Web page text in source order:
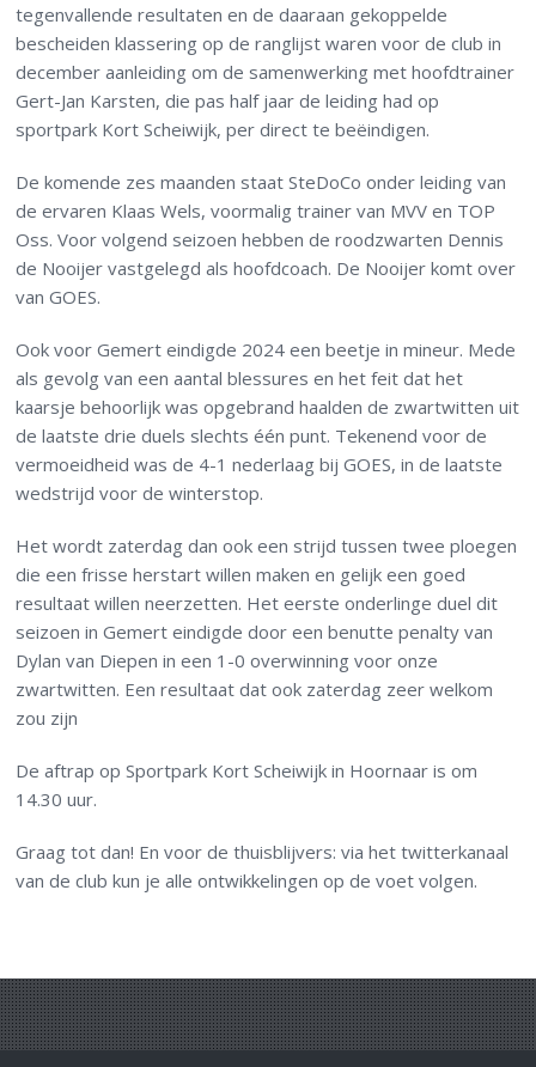
tegenvallende resultaten en de daaraan gekoppelde
bescheiden klassering op de ranglijst waren voor de club in
december aanleiding om de samenwerking met hoofdtrainer
Gert-Jan Karsten, die pas half jaar de leiding had op
sportpark Kort Scheiwijk, per direct te beëindigen.
De komende zes maanden staat SteDoCo onder leiding van
de ervaren Klaas Wels, voormalig trainer van MVV en TOP
Oss. Voor volgend seizoen hebben de roodzwarten Dennis
de Nooijer vastgelegd als hoofdcoach. De Nooijer komt over
van GOES.
Ook voor Gemert eindigde 2024 een beetje in mineur. Mede
als gevolg van een aantal blessures en het feit dat het
kaarsje behoorlijk was opgebrand haalden de zwartwitten uit
de laatste drie duels slechts één punt. Tekenend voor de
vermoeidheid was de 4-1 nederlaag bij GOES, in de laatste
wedstrijd voor de winterstop.
Het wordt zaterdag dan ook een strijd tussen twee ploegen
die een frisse herstart willen maken en gelijk een goed
resultaat willen neerzetten. Het eerste onderlinge duel dit
seizoen in Gemert eindigde door een benutte penalty van
Dylan van Diepen in een 1-0 overwinning voor onze
zwartwitten. Een resultaat dat ook zaterdag zeer welkom
zou zijn
De aftrap op Sportpark Kort Scheiwijk in Hoornaar is om
14.30 uur.
Graag tot dan! En voor de thuisblijvers: via het twitterkanaal
van de club kun je alle ontwikkelingen op de voet volgen.